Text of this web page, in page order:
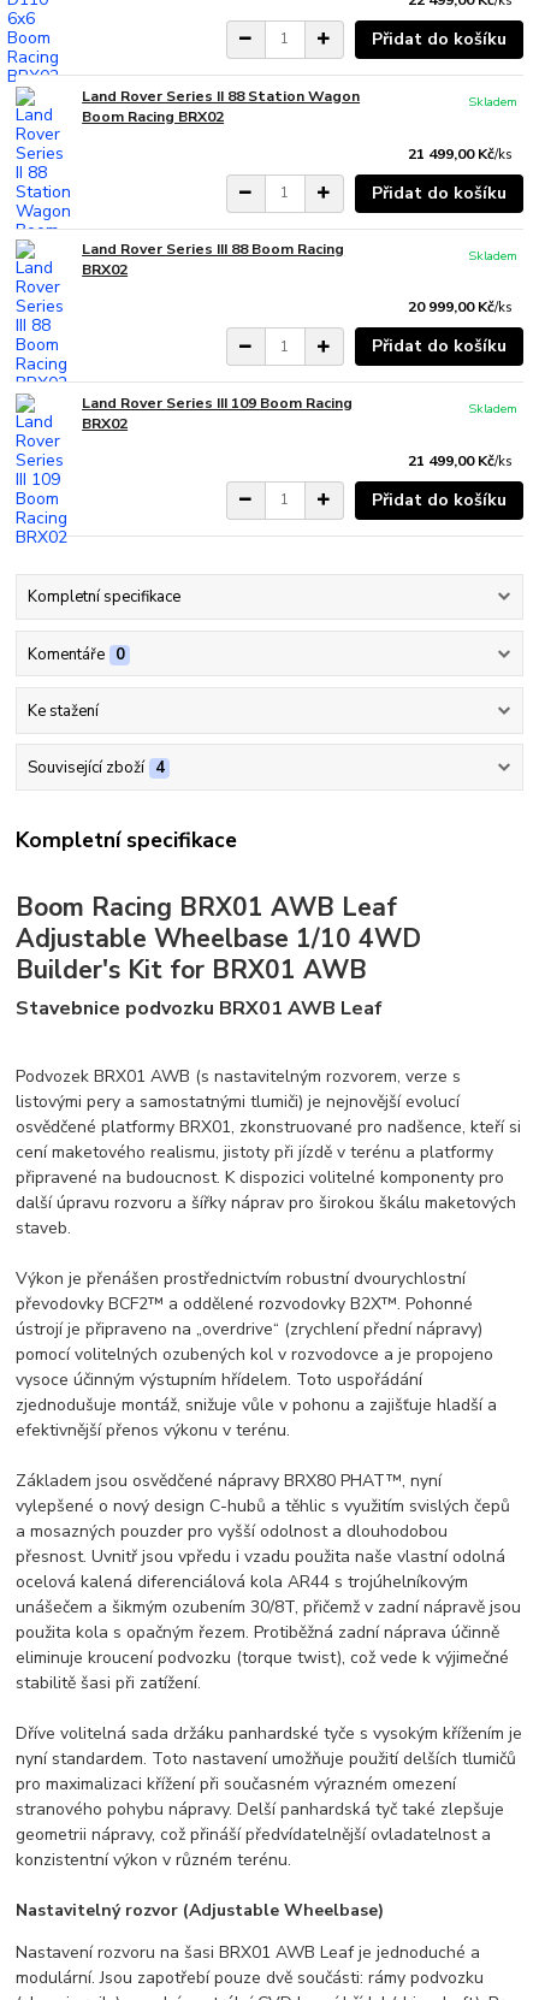
Přidat do košíku
Land Rover Series II 88 Station Wagon
Boom Racing BRX02
21 499,00 Kč/ks
Skladem
Přidat do košíku
Land Rover Series III 88 Boom Racing
BRX02
20 999,00 Kč/ks
Skladem
Přidat do košíku
Land Rover Series III 109 Boom Racing
BRX02
21 499,00 Kč/ks
Skladem
Přidat do košíku
Kompletní specifikace
Komentáře 0
Ke stažení
Související zboží 4
Kompletní specifikace
Boom Racing BRX01 AWB Leaf
Adjustable Wheelbase 1/10 4WD
Builder's Kit for BRX01 AWB
Stavebnice podvozku BRX01 AWB Leaf
Podvozek BRX01 AWB (s nastavitelným rozvorem, verze s
listovými pery a samostatnými tlumiči) je nejnovější evolucí
osvědčené platformy BRX01, zkonstruované pro nadšence, kteří si
cení maketového realismu, jistoty při jízdě v terénu a platformy
připravené na budoucnost. K dispozici volitelné komponenty pro
další úpravu rozvoru a šířky náprav pro širokou škálu maketových
staveb.
Výkon je přenášen prostřednictvím robustní dvourychlostní
převodovky BCF2™ a oddělené rozvodovky B2X™. Pohonné
ústrojí je připraveno na „overdrive“ (zrychlení přední nápravy)
pomocí volitelných ozubených kol v rozvodovce a je propojeno
vysoce účinným výstupním hřídelem. Toto uspořádání
zjednodušuje montáž, snižuje vůle v pohonu a zajišťuje hladší a
efektivnější přenos výkonu v terénu.
Základem jsou osvědčené nápravy BRX80 PHAT™, nyní
vylepšené o nový design C-hubů a těhlic s využitím svislých čepů
a mosazných pouzder pro vyšší odolnost a dlouhodobou
přesnost. Uvnitř jsou vpředu i vzadu použita naše vlastní odolná
ocelová kalená diferenciálová kola AR44 s trojúhelníkovým
unášečem a šikmým ozubením 30/8T, přičemž v zadní nápravě jsou
použita kola s opačným řezem. Protiběžná zadní náprava účinně
eliminuje kroucení podvozku (torque twist), což vede k výjimečné
stabilitě šasi při zatížení.
Dříve volitelná sada držáku panhardské tyče s vysokým křížením je
nyní standardem. Toto nastavení umožňuje použití delších tlumičů
pro maximalizaci křížení při současném výrazném omezení
stranového pohybu nápravy. Delší panhardská tyč také zlepšuje
geometrii nápravy, což přináší předvídatelnější ovladatelnost a
konzistentní výkon v různém terénu.
Nastavitelný rozvor (Adjustable Wheelbase)
Nastavení rozvoru na šasi BRX01 AWB Leaf je jednoduché a
modulární. Jsou zapotřebí pouze dvě součásti: rámy podvozku